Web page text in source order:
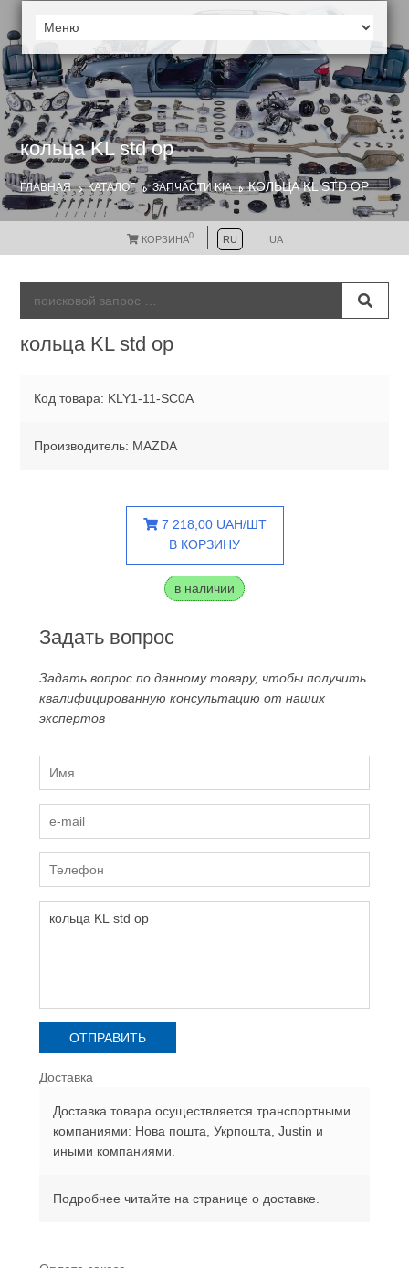
кольца KL std ор
ГЛАВНАЯ КАТАЛОГ ЗАПЧАСТИ KIA КОЛЬЦА KL STD ОР
КОРЗИНА0 RU UA
кольца KL std ор
Код товара: KLY1-11-SC0A
Производитель: MAZDA
7 218,00 UAH/ШТ
В КОРЗИНУ
в наличии
Задать вопрос
Задать вопрос по данному товару, чтобы получить
квалифицированную консультацию от наших
экспертов
Доставка
Доставка товара осуществляется транспортными
компаниями: Нова пошта, Укрпошта, Justin и
иными компаниями.
Подробнее читайте на странице о доставке.